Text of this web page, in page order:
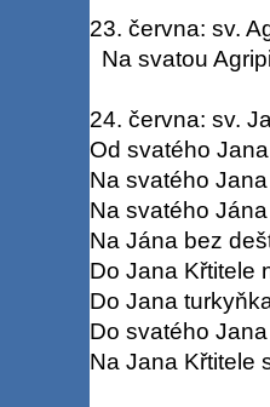
23. června: sv.
Na svatou
24. června: sv.
Od svatého
Na svatého
Na svatého
Na Jána bez
Do Jana Křtitele
Do Jana
Do svatého
Na Jana Křtitele